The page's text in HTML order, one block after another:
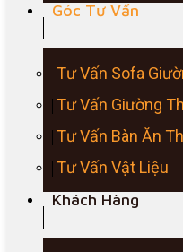
Góc Tư Vấn
Tư Vấn Sofa
Tư Vấn Giường
Tư Vấn Bàn Ăn
Tư Vấn Vật Liệu
Khách Hàng